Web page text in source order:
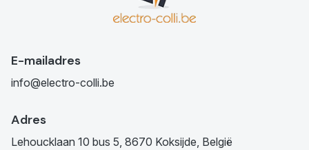
E-mailadres
info@electro-colli.be
Adres
Lehoucklaan 10 bus 5, 8670 Koksijde, België